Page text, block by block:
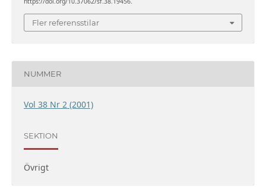
Fler referensstilar
NUMMER
Vol 38 Nr 2 (2001)
SEKTION
Övrigt